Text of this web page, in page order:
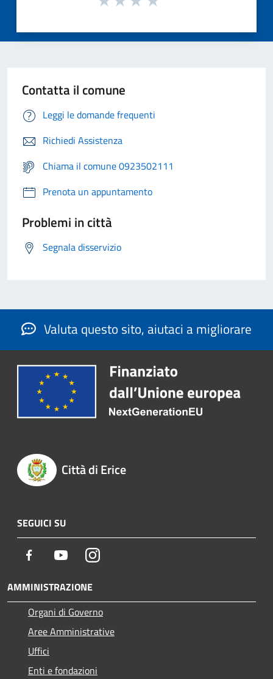
Contatta il comune
Leggi le domande frequenti
Richiedi Assistenza
Chiama il comune 0923502111
Prenota un appuntamento
Problemi in città
Segnala disservizio
Valuta questo sito, aiutaci a migliorare
Città di Erice
SEGUICI SU
Facebook YoutubeInstagram
AMMINISTRAZIONE
Organi di Governo
Aree Amministrative
Uffici
Enti e fondazioni